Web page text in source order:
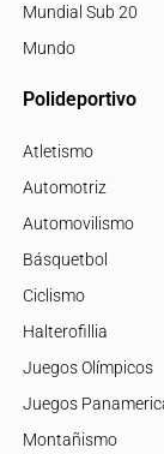
Mundial Sub 20
Mundo
Polideportivo
Atletismo
Automotriz
Automovilismo
Básquetbol
Ciclismo
Halterofillia
Juegos Olímpicos
Juegos
Montañismo